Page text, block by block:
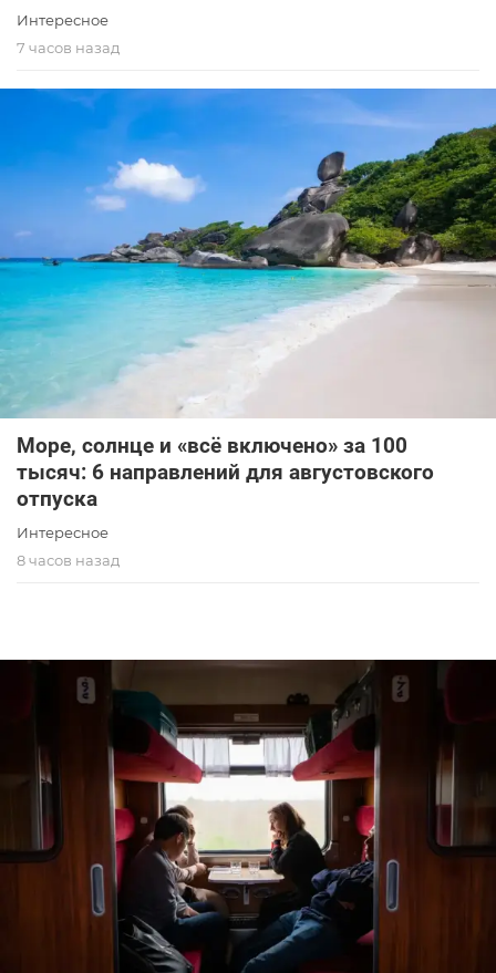
Интересное
7 часов назад
Море, солнце и «всё включено» за 100
тысяч: 6 направлений для августовского
отпуска
Интересное
8 часов назад